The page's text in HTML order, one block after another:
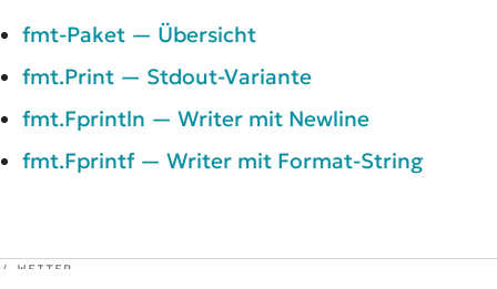
fmt-Paket — Übersicht
fmt.Print — Stdout-Variante
fmt.Fprintln — Writer mit Newline
fmt.Fprintf — Writer mit Format-String
/ WEITER